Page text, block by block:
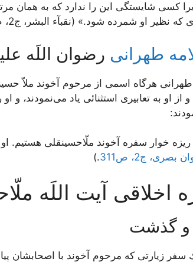
کسی شایستگی این را ندارد که به همان
نظیر او شمرده شود.» (نقبآء البشر، ج2، ص 674 تا ص 678.)
طهرانی رضوان اللَه
طهرانی هرگاه اسمی از مرحوم آخوند ملاّ
از او به تعابیری استثنائی یاد می‌نمودند،
ريزه ‏خوار سفره آخوند ملّاحسين‏قلى هستيم.
بصری، ج2، ص311 .)
اخلاقی آیت اللَه
و گذشت
سفر زيارتى كه مرحوم آخوند با اصحابشان